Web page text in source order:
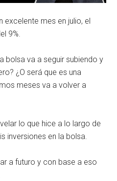
excelente mes en julio, el
9%.
bolsa va a seguir subiendo y
¿O será que es una
meses va a volver a
lo que hice a lo largo de
inversiones en la bolsa.
a futuro y con base a eso